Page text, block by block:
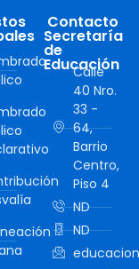
Contacto
Secretaría
de
Educación
Calle
40 Nro.
33 -
64,
Barrio
Centro,
Piso 4
ND
ND